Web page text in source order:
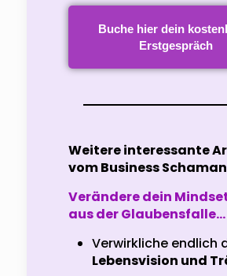
Buche hier dein
Erstgespräch
Weitere interessante
vom Business
Verändere dein
aus der Glaubensfalle…
Verwirkliche endlich
Lebensvision und